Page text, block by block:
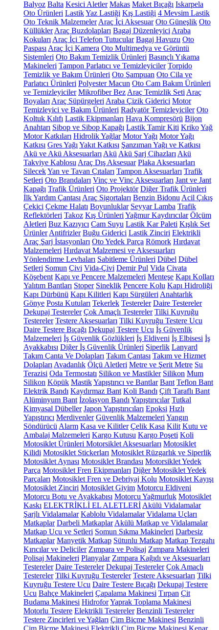
Balyoz Balta Kesici Aletler Makas Maket Bıçağı Iskarpela
Oto Ürünleri LastikYaz Lastiği Kış Lastiği 4 Mevsim Lastik
Oto Teknik Malzemeler Araç İçi Aksesuar Oto Güneşlik Oto
Küllükler Araç Buzdolapları Bagaj Düzenleyici Araba
Kokuları Araç İçi Telefon Tutucular Bagaj Havuzu Oto
Paspası Araç İçi Kamera Oto Multimedya ve Görüntü
Sistemleri Oto Bakım Temizlik Ürünleri Basınçlı Yıkama
Makineleri Tampon Parlatıcı ve Temizleyiciler Torpido
Temizlik ve Bakım Ürünleri Oto Şampuan Oto Cila ve
Parlatıcı Ürünleri Polyester Macun Oto Cam Bakım Ürünleri
ve Temizleyiciler Mikrofiber Bez Araç Temizlik Seti Araç
Boyaları Araç Süpürgeleri Araba Çizik Giderici Motor
Temizleyici ve Bakım Ürünleri Radyatör Temizleyiciler Oto
Koltuk Kılıfı Lastik Ekipmanları Hava Kompresörü Bijon
Anahtarı Sibop ve Sibop Kapağı Lastik Tamir Kiti KrikoYağ
Motor Katkıları Hidrolik Yağlar Motor Yağı Motor Yağı
Katkısı Gres Yağı Yakıt Katkısı Şanzıman Yağı ve Katkısı
Akü ve Akü Aksesuarları Akü Akü Şarj Cihazları Akü
Takviye Kablosu Araç Dış Aksesuar Plaka Aksesuarları
SilecekYan ve Tavan Çıtaları Tampon Aksesuarları Trafik
Setleri Oto Brandaları Vinç ve Vinç Aksesuarları Jant ve Jant
Kapağı Trafik Ürünleri Oto Projektör Diğer Trafik Ürünleri
İlk Yardım Çantası Araç Sigortaları Benzin Bidonu Acil Çıkış
Çekici Çekme Halatı Boyunluklar Seyyar Lamba Trafik
Reflektörleri Takoz Kış Ürünleri Yağmur Kaydırıcılar Ölçüm
Aletleri Buz Kazıyıcı Cam Suyu Lastik Kar Paleti Kışlık Set
Ürünler Antifrizler Buğu Giderici Lastik Zinciri Elektrikli
Araç Şarj İstasyonları Oto Yedek Parça Römork Hırdavat
Malzemeleri Hırdavat Malzemesi ve Aksesuarları
Yönlendirme Levhaları Sabitleme Ürünleri Dübel Dübel
Setleri Somun Çivi Vida-Çivi Demir Pul Vida Civata
Köşebent Kapı ve Pencere Malzemeleri Menteşe Kapı Kolları
Yalıtım Bantları Stoper Sineklik Pencere Kolu Kapı Hidroliği
Kapı Dürbünü Kapı Kilitleri Kapı Sürgüleri Anahtarlık
Gönye Posta Kutuları Tekerlek Testereler Daire Testereler
Dekupaj Testereler Çok Amaçlı Testereler Tilki Kuyruğu
Testereler Testere Aksesuarları Tilki Kuyruğu Testere Ucu
Daire Testere Bıçağı Dekupaj Testere Ucu İş Güvenlik
Malzemeleri İş Güvenlik Gözlükleri İş Eldiveni İş Elbisesi İş
Ayakkabısı Diğer İş Güvenlik Ürünleri Siperlik Lanyard
Takım Çanta Ve Dolapları Takım Çantası Takım ve Hizmet
Dolapları Avadanlık Ölçü Aletleri Metre ve Şerit Metre Su
Terazisi Oda Termostatı Silikon ve Mastikler Silikon Mum
Silikon Köpük MastikYapıştırıcı ve Bantlar Bant Teflon Bant
Elektrik Bandı Kaydırmaz Bant Koli Bandı Çift Taraflı Bant
Alüminyum Bant İzolasyon Bandı Yapıştırıcılar Tutkal
Kimyasal Dübeller Japon Yapıştırıcıları Epoksi Hızlı
Yapıştırıcı Merdivenler Güvenlik Malzemeleri Yangın
Söndürücü Alarm Kasa ve Kilitler Çelik Kasa Kilit Kutu ve
Ambalaj Malzemeleri Kargo Kutusu Kargo Poşeti Koli
Motosiklet Ürünleri Motorsiklet Aksesuarları Motosiklet
Kilidi Motosiklet Stickerları Motosiklet Rüzgarlık ve Siperlik
Motosiklet Aynası Motosiklet Brandası Motorsiklet Yedek
Parça Motosiklet Fren Ekipmanları Diğer Motosiklet Yedek
Parçaları Motosiklet Fren ve Debriyaj Kolu Motosiklet Kayışı
Motosiklet Zinciri Motosiklet Giyim Motorcu Eldiveni
Motorcu Botu ve Ayakkabısı Motorcu Yağmurluk Motosiklet
Kaskı ELEKTRİKLİ EL ALETLERİ Akülü Vidalamalar
Şarjlı Vidalamalar Kablolu Vidalamalar Vidalama Uçları
Matkaplar Darbeli Matkaplar Akülü Matkap ve Vidalamalar
Matkap Ucu ve Setleri Somun Sıkma Makineleri Darbesiz
Matkaplar Manyetik Matkap Sütunlu Matkap Matkap Tezgahı
Kırıcılar ve Deliciler Zımpara ve Polisaj Zımpara Makineleri
Polisaj Makineleri Planyalar Zımpara Kağıdı ve Aksesuarları
Testereler Daire Testereler Dekupaj Testereler Çok Amaçlı
Testereler Tilki Kuyruğu Testereler Testere Aksesuarları Tilki
Kuyruğu Testere Ucu Daire Testere Bıçağı Dekupaj Testere
Ucu Bahçe Makineleri Çapalama Makinesi Tırpan Çit
Budama Makinesi HidroforYaprak Toplama Makinesi
Motorlu Testere Elektrikli Testereler Benzinli Testereler
Testere Zincirleri ve Yağları Çim Biçme Makinesi Benzinli
Çim Biçme Makinesi Elektrikli Çim Biçme Makinesi Kenar